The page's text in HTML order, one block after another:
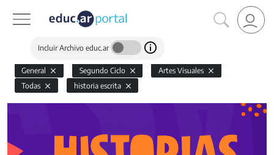
Incluir Archivo educ.ar
General Segundo Ciclo
Artes Visuales
Todas
historia escrita